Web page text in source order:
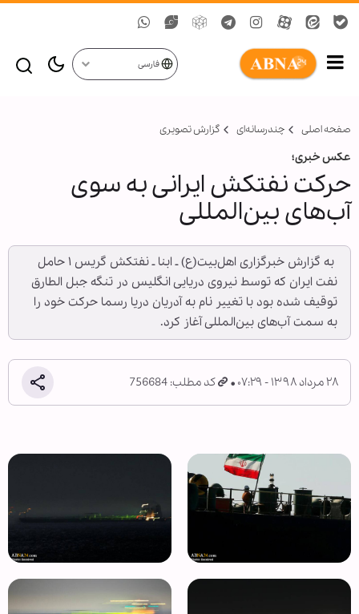
فارسی
صفحه اصلی چندرسانه‌ای گزارش تصويری
عکس خبری؛
حرکت نفتکش ایرانی به سوی
آب‌های بین‌المللی
‌ به گزارش خبرگزاری اهل‌بیت(ع) ـ ابنا ـ نفتکش گریس ۱ حامل
نفت ایران که توسط نیروی دریایی انگلیس در تنگه جبل الطارق
توقیف شده بود با تغییر نام به آدریان دریا رسما حرکت خود را
به سمت آب‌های بین‌المللی آغاز کرد.
۲۸ مرداد ۱۳۹۸ - ۰۷:۲۹ کد مطلب: 756684